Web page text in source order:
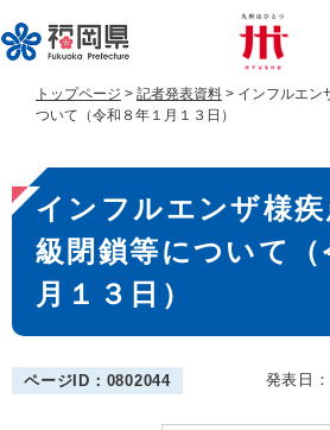
ー
ジ
す
。
ニ
ュ
し
て
トップページ > 記者発表資料 > インフルエン
ついて（令和８年１月１３日）
本
文
インフルエンザ様
級閉鎖等について（
月１３日）
ページID：0802044 発表日：